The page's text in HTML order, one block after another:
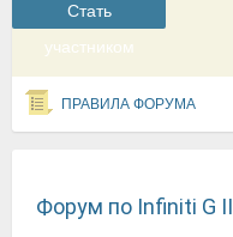
Cтать
участником
ПРАВИЛА ФОРУМА
Форум по Infiniti G II